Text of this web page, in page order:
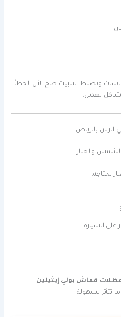
وتضبط التثبيت صح، لأن الخطأ
بعدين.
الريان بالرياض
يحتاجه.
السيارة
قماش بولي إيثيلين
تتأثر بسهولة.